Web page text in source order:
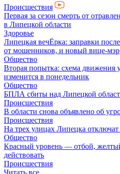
Происшествия
Первая за сезон смерть от
в Липецкой области
Здоровье
Липецкая вечЁрка: заправки
от мошенников, и новый вице-мэр
Общество
Вторая попытка: схема движения
изменится в понедельник
Общество
БПЛА сбиты над Липецкой
Происшествия
В области снова объявлено об
Происшествия
На трех улицах Липецка
Общество
Красный уровень — отбой,
действовать
Происшествия
Читать все